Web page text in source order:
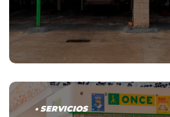
• SERVICIOS